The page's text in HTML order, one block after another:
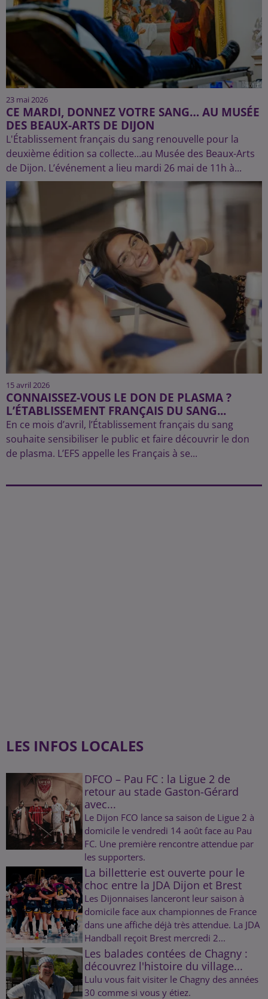
23 mai 2026
CE MARDI, DONNEZ VOTRE SANG… AU MUSÉE
DES BEAUX-ARTS DE DIJON
L'Établissement français du sang renouvelle pour la
deuxième édition sa collecte…au Musée des Beaux-Arts
de Dijon. L’événement a lieu mardi 26 mai de 11h à...
15 avril 2026
CONNAISSEZ-VOUS LE DON DE PLASMA ?
L’ÉTABLISSEMENT FRANÇAIS DU SANG...
En ce mois d’avril, l’Établissement français du sang
souhaite sensibiliser le public et faire découvrir le don
de plasma. L’EFS appelle les Français à se...
LES INFOS LOCALES
DFCO – Pau FC : la Ligue 2 de
retour au stade Gaston-Gérard
avec...
Le Dijon FCO lance sa saison de Ligue 2 à
domicile le vendredi 14 août face au Pau
FC. Une première rencontre attendue par
les supporters.
La billetterie est ouverte pour le
choc entre la JDA Dijon et Brest
Les Dijonnaises lanceront leur saison à
domicile face aux championnes de France
dans une affiche déjà très attendue. La JDA
Handball reçoit Brest mercredi 2...
Les balades contées de Chagny :
découvrez l'histoire du village...
Lulu vous fait visiter le Chagny des années
30 comme si vous y étiez.